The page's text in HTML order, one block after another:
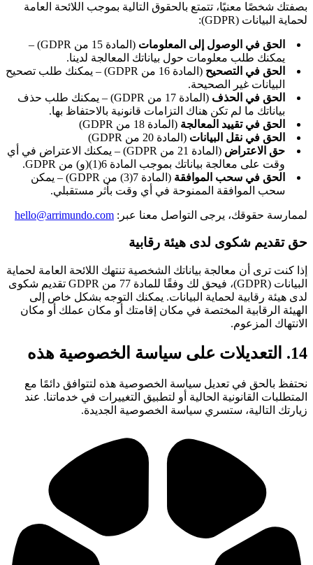
بصفتك شخصًا معنيًا، تتمتع بالحقوق التالية بموجب اللائحة العامة
لحماية البيانات (GDPR):
الحق في الوصول إلى المعلومات
(المادة 15 من GDPR) –
يمكنك طلب معلومات حول بياناتك المعالجة لدينا.
الحق في التصحيح
(المادة 16 من GDPR) – يمكنك طلب تصحيح
البيانات غير الصحيحة.
الحق في الحذف
(المادة 17 من GDPR) – يمكنك طلب حذف
بياناتك ما لم تكن هناك التزامات قانونية بالاحتفاظ بها.
الحق في تقييد المعالجة (المادة 18 من GDPR)
الحق في نقل البيانات (المادة 20 من GDPR)
حق الاعتراض
(المادة 21 من GDPR) – يمكنك الاعتراض في أي
وقت على معالجة بياناتك بموجب المادة 6(1)(و) من GDPR.
الحق في سحب الموافقة
(المادة 7(3) من GDPR) – يمكن
سحب الموافقة الممنوحة في أي وقت بأثر مستقبلي.
لممارسة حقوقك، يرجى التواصل معنا عبر: hello@arrimundo.com
حق تقديم شكوى لدى هيئة رقابية
إذا كنت ترى أن معالجة بياناتك الشخصية تنتهك اللائحة العامة لحماية
البيانات (GDPR)، فيحق لك وفقًا للمادة 77 من GDPR تقديم شكوى
لدى هيئة رقابية لحماية البيانات. يمكنك التوجه بشكل خاص إلى
الهيئة الرقابية المختصة في مكان إقامتك أو مكان عملك أو مكان
الانتهاك المزعوم.
14. التعديلات على سياسة الخصوصية هذه
نحتفظ بالحق في تعديل سياسة الخصوصية هذه لتتوافق دائمًا مع
المتطلبات القانونية الحالية أو لتطبيق التغييرات في خدماتنا. عند
زيارتك التالية، ستسري سياسة الخصوصية الجديدة.